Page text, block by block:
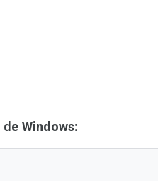
Windows: